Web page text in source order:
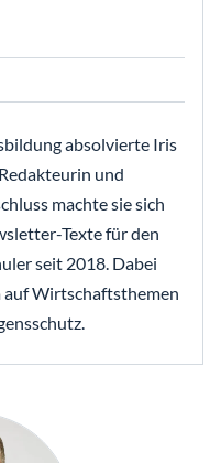
absolvierte Iris
und
machte sie sich
Texte für den
seit 2018. Dabei
auf Wirtschaftsthemen